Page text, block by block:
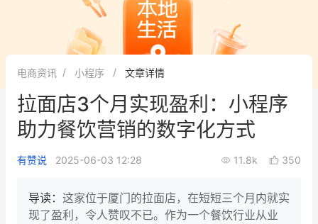
新零售最佳实践
面对面聊增长
新零售大会 新零售茶会
增长产品指南
电商资讯 小程序 文章详情
拉面店3个月实现盈利：小程序
助力餐饮营销的数字化方式
有赞说 2025-06-03 12:28 11.8k 350
导读： 这家位于厦门的拉面店，在短短三个月内就实
现了盈利，令人赞叹不已。作为一个餐饮行业从业